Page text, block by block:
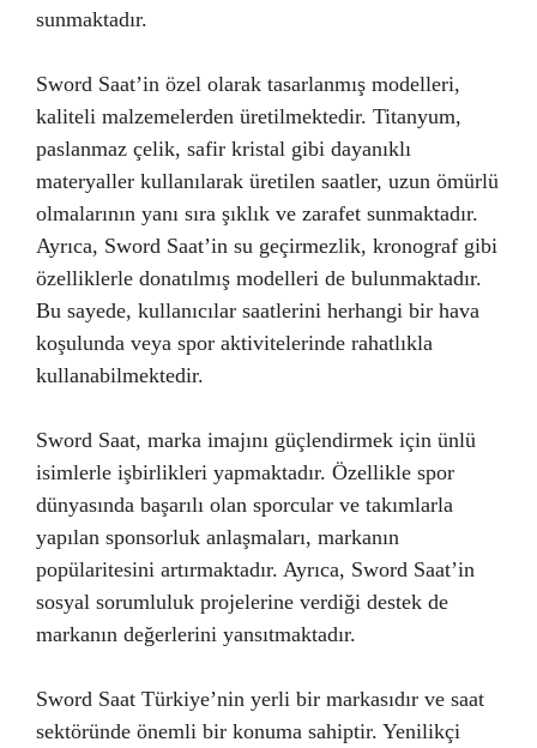
sunmaktadır.
Sword Saat’in özel olarak tasarlanmış modelleri,
kaliteli malzemelerden üretilmektedir. Titanyum,
paslanmaz çelik, safir kristal gibi dayanıklı
materyaller kullanılarak üretilen saatler, uzun ömürlü
olmalarının yanı sıra şıklık ve zarafet sunmaktadır.
Ayrıca, Sword Saat’in su geçirmezlik, kronograf gibi
özelliklerle donatılmış modelleri de bulunmaktadır.
Bu sayede, kullanıcılar saatlerini herhangi bir hava
koşulunda veya spor aktivitelerinde rahatlıkla
kullanabilmektedir.
Sword Saat, marka imajını güçlendirmek için ünlü
isimlerle işbirlikleri yapmaktadır. Özellikle spor
dünyasında başarılı olan sporcular ve takımlarla
yapılan sponsorluk anlaşmaları, markanın
popülaritesini artırmaktadır. Ayrıca, Sword Saat’in
sosyal sorumluluk projelerine verdiği destek de
markanın değerlerini yansıtmaktadır.
Sword Saat Türkiye’nin yerli bir markasıdır ve saat
sektöründe önemli bir konuma sahiptir. Yenilikçi